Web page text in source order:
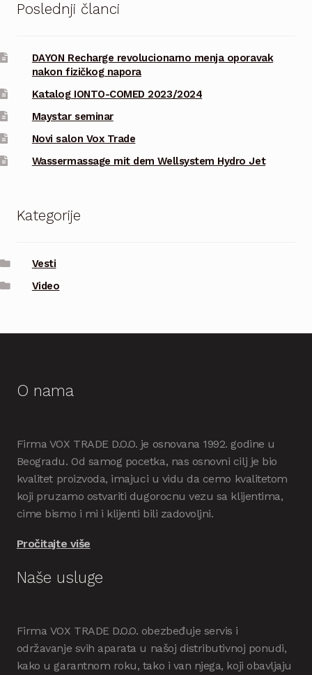
Poslednji članci
DAYON Recharge revolucionarno menja oporavak
nakon fizičkog napora
Katalog IONTO-COMED 2023/2024
Maystar seminar
Novi salon Vox Trade
Wassermassage mit dem Wellsystem Hydro Jet
Kategorije
Vesti
Video
O nama
Firma VOX TRADE D.O.O. je osnovana 1992. godine u
Beogradu. Od samog pocetka, nas osnovni cilj je bio
kvalitet proizvoda, imajuci u vidu da cemo kvalitetom
koji pruzamo ostvariti dugorocnu vezu sa klijentima,
cime bismo i mi i klijenti bili zadovoljni.
Pročitajte više
Naše usluge
Firma VOX TRADE D.O.O. obezbeđuje servis i
održavanje svih aparata u našoj distributivnoj ponudi,
kako u garantnom roku, tako i van njega, koji obavljaju